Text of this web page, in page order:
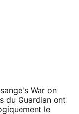
War on
du Guardian ont
le